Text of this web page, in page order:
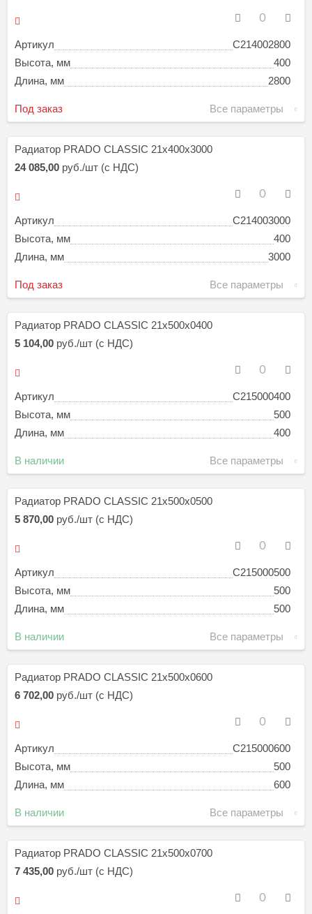
Артикул
C214002800
Высота, мм
400
Длина, мм
2800
Под заказ Все параметры
Радиатор PRADO CLASSIC 21х400х3000
Артикул
C214003000
Высота, мм
400
Длина, мм
3000
24 085,00 руб./шт (с НДС)
Под заказ Все параметры
Радиатор PRADO CLASSIC 21х500х0400
Артикул
C215000400
Высота, мм
500
Длина, мм
400
5 104,00 руб./шт (с НДС)
В наличии Все параметры
Радиатор PRADO CLASSIC 21х500х0500
Артикул
C215000500
Высота, мм
500
Длина, мм
500
5 870,00 руб./шт (с НДС)
В наличии Все параметры
Радиатор PRADO CLASSIC 21х500х0600
Артикул
C215000600
Высота, мм
500
Длина, мм
600
6 702,00 руб./шт (с НДС)
В наличии Все параметры
Радиатор PRADO CLASSIC 21х500х0700
7 435,00 руб./шт (с НДС)